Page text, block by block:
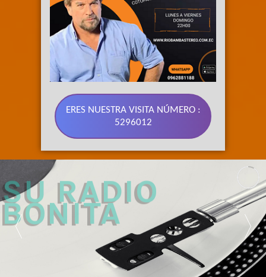
ERES NUESTRA VISITA NÚMERO :
5296012
89.3 FM
SU RADIO
BONITA